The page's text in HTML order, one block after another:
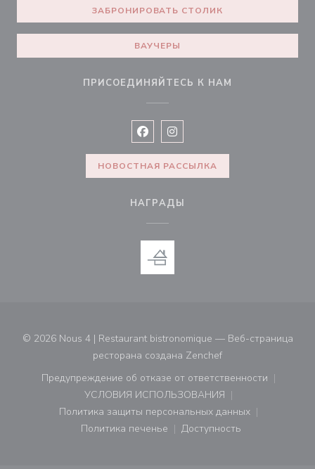
ЗАБРОНИРОВАТЬ СТОЛИК
ВАУЧЕРЫ
ПРИСОЕДИНЯЙТЕСЬ К НАМ
Facebook ((открывается в новом
Instagram ((открывается в
НОВОСТНАЯ РАССЫЛКА
НАГРАДЫ
© 2026 Nous 4 | Restaurant bistronomique — Веб-страница
ресторана создана Zenchef((открывается в
Предупреждение об отказе от ответственности
((открывается в новом окне))
УСЛОВИЯ ИСПОЛЬЗОВАНИЯ
((открывается в новом окне))
Политика защиты персональных данных
((открывается в новом окне))
Политика печенье
((открывается в новом окне))
Доступность
((открывается в